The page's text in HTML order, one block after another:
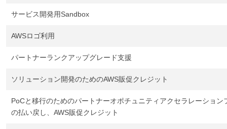
サービス開発用Sandbox
AWSロゴ利用
パートナーランクアップグレード支援
ソリューション開発のためのAWS販促クレジット
PoCと移行のためのパートナーオポチュニティアクセラレーション
の払い戻し、AWS販促クレジット